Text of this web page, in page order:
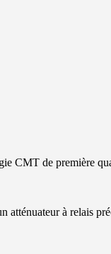
CMT de première
atténuateur à relais